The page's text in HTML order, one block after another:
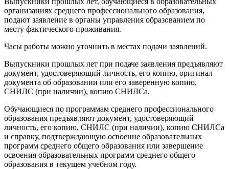
организациях среднего профессионального образования,
подают заявление в органы управления образованием по
месту фактического проживания.
Часы работы можно уточнить в местах подачи заявлений.
Выпускники прошлых лет при подаче заявления предъявляют
документ, удостоверяющий личность, его копию, оригинал
документа об образовании или его заверенную копию,
СНИЛС (при наличии), копию СНИЛСа.
Обучающиеся по программам среднего профессионального
образования предъявляют документ, удостоверяющий
личность, его копию, СНИЛС (при наличии), копию СНИЛСа
и справку, подтверждающую освоение образовательных
программ среднего общего образования или завершение
освоения образовательных программ среднего общего
образования в текущем учебном году.